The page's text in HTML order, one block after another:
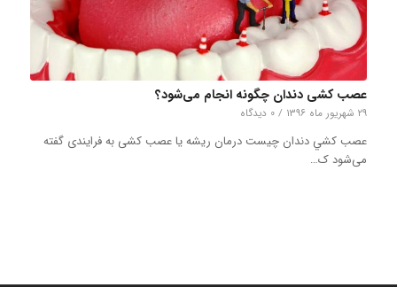
عصب ‌کشی دندان چگونه انجام می‌شود؟
۲۹ شهریور ماه ۱۳۹۶ / ۰ دیدگاه
عصب كشي دندان چيست درمان ریشه یا عصب کشی به فرایندی گفته
می‌شود ک…